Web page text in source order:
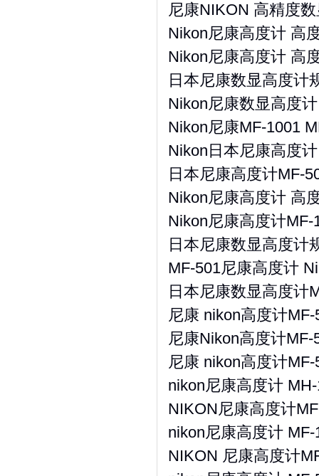
尼康NIKON 高精度
Nikon尼康高度计 高
Nikon尼康高度计 高
日本尼康数显高度计
Nikon尼康数显高度
Nikon尼康MF-1001
Nikon日本尼康高度
日本尼康高度计MF-
Nikon尼康高度计 高
Nikon尼康高度计
日本尼康数显高度计
MF-501尼康高度计
日本尼康数显高度计
尼康 nikon高度计
尼康Nikon高度计
尼康 nikon高度计
nikon尼康高度计
NIKON尼康高度计
nikon尼康高度计
NIKON 尼康高度计